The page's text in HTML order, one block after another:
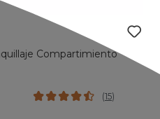
Compartimiento
(15)